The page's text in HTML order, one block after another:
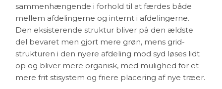
sammenhængende i forhold til at færdes både
mellem afdelingerne og internt i afdelin­gerne.
Den eksisterende struktur bliver på den æld­ste
del bevaret men gjort mere grøn, mens grid-
struk­turen i den nyere afdeling mod syd løses lidt
op og bliver mere organisk, med mulighed for et
mere frit stisystem og friere placering af nye træer.